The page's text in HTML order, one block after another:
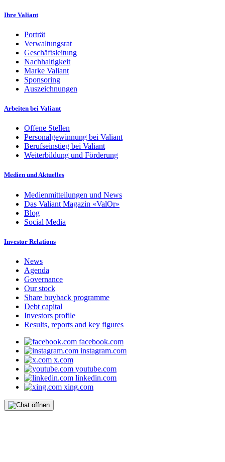
Ihre Valiant
Porträt
Verwaltungsrat
Geschäftsleitung
Nachhaltigkeit
Marke Valiant
Sponsoring
Auszeichnungen
Arbeiten bei Valiant
Offene Stellen
Personalgewinnung bei Valiant
Berufseinstieg bei Valiant
Weiterbildung und Förderung
Medien und Aktuelles
Medienmitteilungen und News
Das Valiant Magazin «ValOr»
Blog
Social Media
Investor Relations
News
Agenda
Governance
Our stock
Share buyback programme
Debt capital
Investors profile
Results, reports and key figures
facebook.com
instagram.com
x.com
youtube.com
linkedin.com
xing.com